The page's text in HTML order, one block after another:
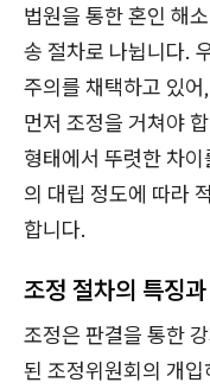
법원을 통한 혼인 해
송 절차로 나뉩니다.
주의를 채택하고 있
먼저 조정을 거쳐야
형태에서 뚜렷한 차
의 대립 정도에 따라
합니다.
조정 절차의 특징
조정은 판결을 통한
된 조정위원회의 개